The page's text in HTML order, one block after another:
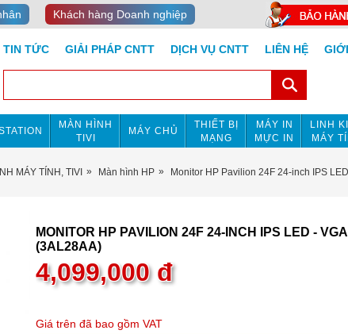
Khách hàng Doanh nghiệp
TIN TỨC GIẢI PHÁP CNTT DỊCH VỤ CNTT LIÊN HỆ
MÀN HÌNH
TIVI
MÁY CHỦ
THIẾT BỊ
MẠNG
MÁY IN
MỰC IN
LINH
MÁY
MÁY TÍNH, TIVI Màn hình HP Monitor HP Pavilion 24F 24-inch IPS
MONITOR HP PAVILION 24F 24-INCH IPS LED - VGA
(3AL28AA)
4,099,000đ
Giá trên đã bao gồm VAT